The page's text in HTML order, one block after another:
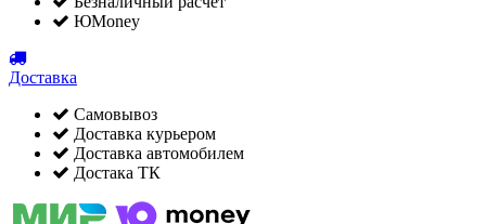
ЮMoney
Доставка
Самовывоз
Доставка курьером
Доставка автомобилем
Достака ТК